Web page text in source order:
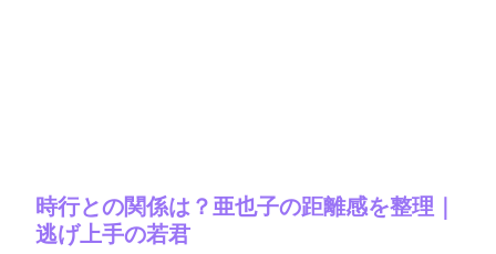
時行との関係は？亜也子の距離感を整理｜
逃げ上手の若君